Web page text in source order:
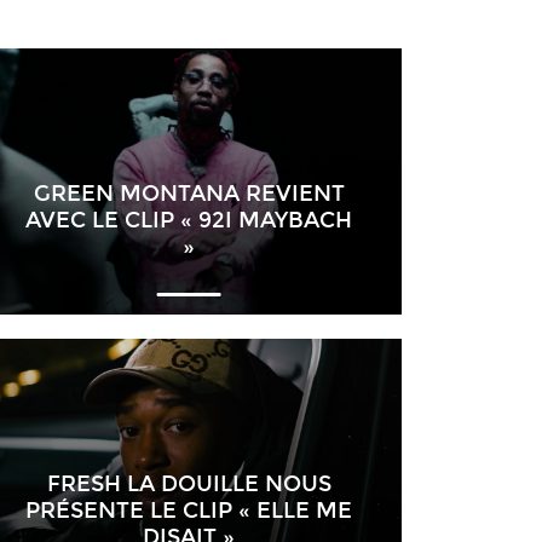
GREEN MONTANA REVIENT
AVEC LE CLIP « 92I MAYBACH
»
FRESH LA DOUILLE NOUS
PRÉSENTE LE CLIP « ELLE ME